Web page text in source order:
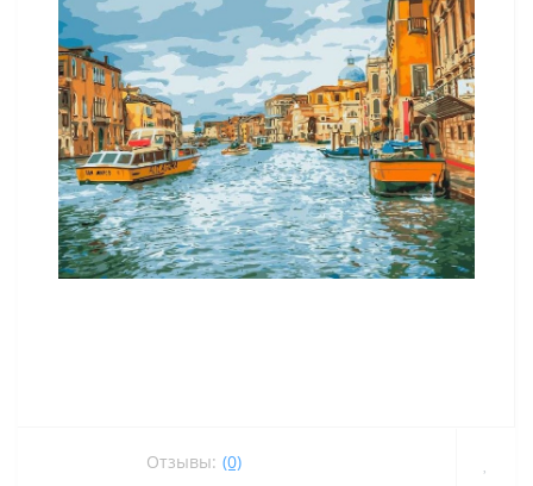
Отзывы: (0)